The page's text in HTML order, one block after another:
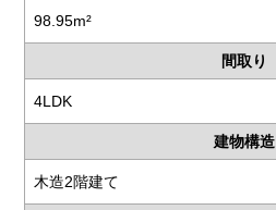
98.95m²
間取り
4LDK
建物構造
木造2階建て